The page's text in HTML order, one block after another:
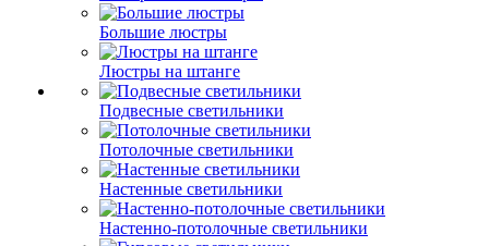
Большие люстры
Люстры на штанге
Подвесные светильники
Потолочные светильники
Настенные светильники
Настенно-потолочные светильники